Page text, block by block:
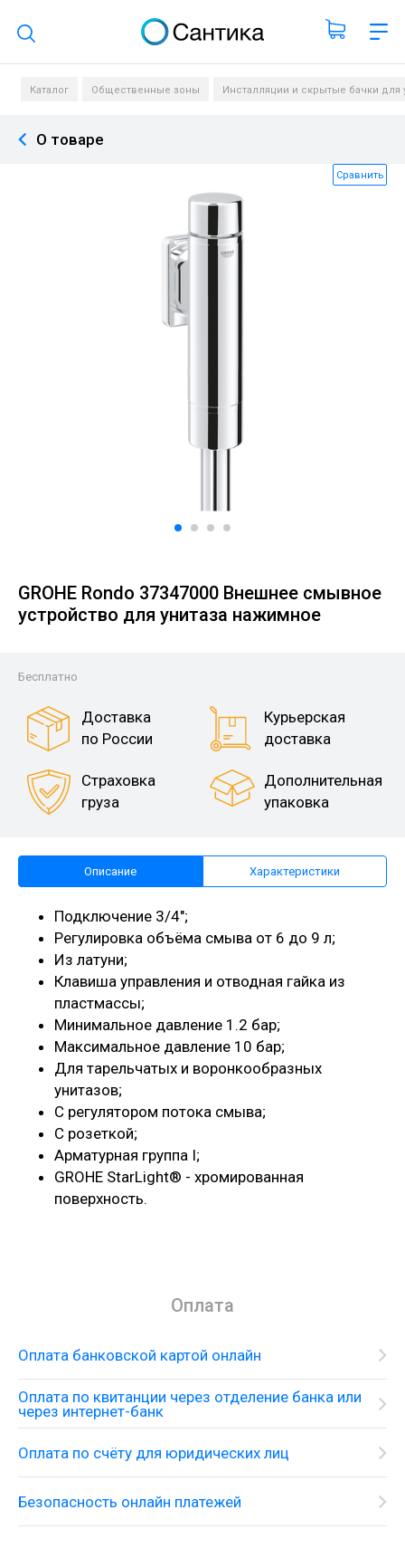
Поиск по каталогу
Каталог Общественные зоны Инсталляции и скрытые бачки для
О товаре
Сравнить
GROHE Rondo 37347000 Внешнее смывное
устройство для унитаза нажимное
Бесплатно
Доставка
по России
Курьерская
доставка
Страховка
груза
Дополнительная
упаковка
Описание Характеристики
Подключение 3/4";
Регулировка объёма смыва от 6 до 9 л;
Из латуни;
Клавиша управления и отводная гайка из
пластмассы;
Минимальное давление 1.2 бар;
Максимальное давление 10 бар;
Для тарельчатых и воронкообразных
унитазов;
С регулятором потока смыва;
С розеткой;
Арматурная группа I;
GROHE StarLight® - хромированная
поверхность.
Оплата
Оплата банковской картой онлайн
Оплата по квитанции через отделение банка или
через интернет-банк
Оплата по счёту для юридических лиц
Безопасность онлайн платежей